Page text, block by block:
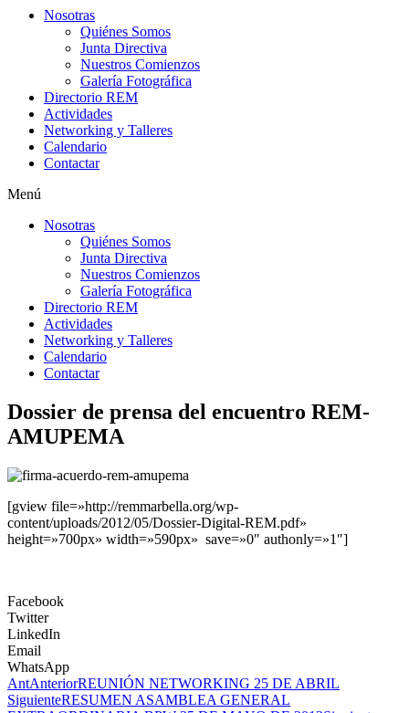
Nosotras
Quiénes Somos
Junta Directiva
Nuestros Comienzos
Galería Fotográfica
Directorio REM
Actividades
Networking y Talleres
Calendario
Contactar
Menú
Nosotras
Quiénes Somos
Junta Directiva
Nuestros Comienzos
Galería Fotográfica
Directorio REM
Actividades
Networking y Talleres
Calendario
Contactar
Dossier de prensa del encuentro REM-
AMUPEMA
[gview file=»http://remmarbella.org/wp-
content/uploads/2012/05/Dossier-Digital-REM.pdf»
height=»700px» width=»590px» save=»0″ authonly=»1″]
Facebook
Twitter
LinkedIn
Email
WhatsApp
AntAnteriorREUNIÓN NETWORKING 25 DE ABRIL
SiguienteRESUMEN ASAMBLEA GENERAL